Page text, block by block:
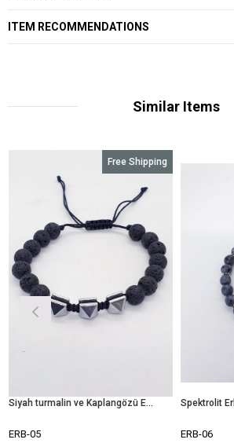
ITEM RECOMMENDATIONS
Similar Items
Siyah turmalin ve Kaplangözü Erkek Bilekliği
ERB-05
Free Shipping
Spektrolit
ERB-06